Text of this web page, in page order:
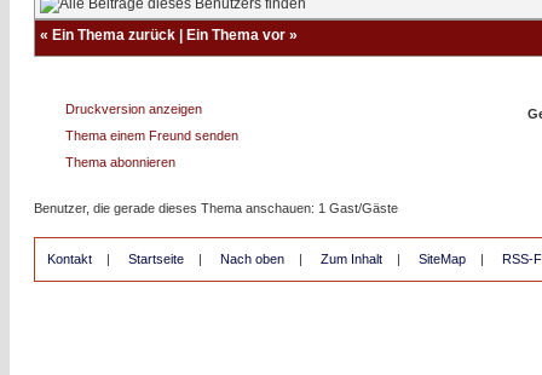
« Ein Thema zurück Ein Thema vor »
Druckversion anzeigen
Thema einem Freund senden
Thema abonnieren
Benutzer, die gerade dieses Thema anschauen: 1 Gast/Gäste
Kontakt | Startseite | Nach oben | Zum Inhalt | SiteMap | RSS-